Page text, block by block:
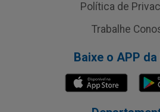
Política de
Trabalhe
Baixe o APP